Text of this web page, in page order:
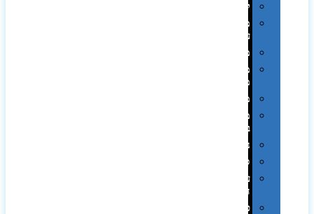
למטבח
מוצרי
עור
מחברות
מחזיקי
מפתחות
משחקים
מתנה
בפחית
נסיעות
ספורט
על
השולחן…
פינוק